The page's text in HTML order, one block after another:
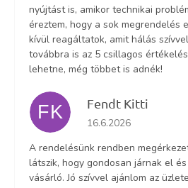
nyújtást is, amikor technikai
éreztem, hogy a sok megrendelés
kívül reagáltatok, amit hálás
továbbra is az 5 csillagos
lehetne, még többet is adnék!
FK Fendt Kitti
Az áruház értékelése
16.6.2026
A rendelésünk rendben
látszik, hogy gondosan járnak el
vásárló. Jó szívvel ajánlom az